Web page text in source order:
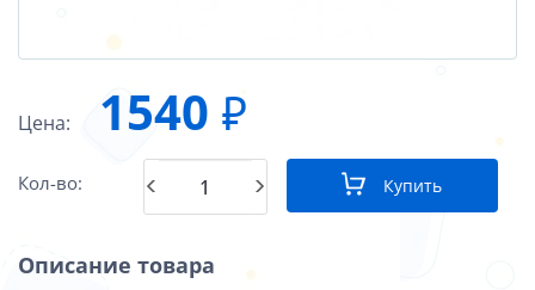
Цена: 1540 ₽
Кол-во: Купить
Описание товара